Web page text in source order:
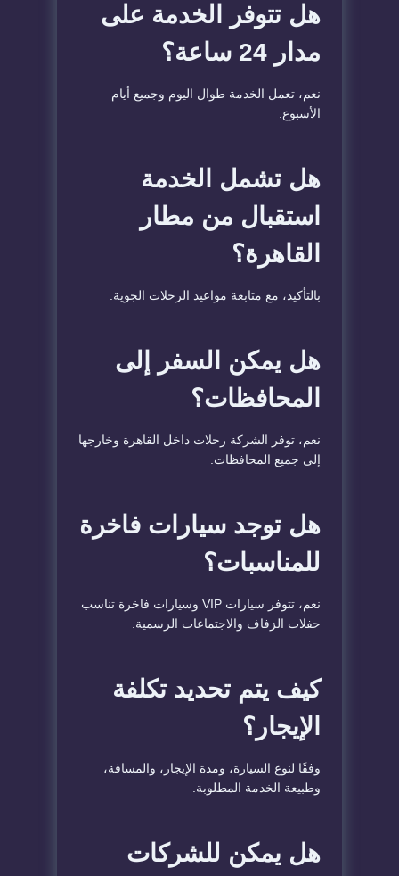
هل تتوفر الخدمة على
مدار 24 ساعة؟
نعم، تعمل الخدمة طوال اليوم وجميع أيام
الأسبوع.
هل تشمل الخدمة
استقبال من مطار
القاهرة؟
بالتأكيد، مع متابعة مواعيد الرحلات الجوية.
هل يمكن السفر إلى
المحافظات؟
نعم، توفر الشركة رحلات داخل القاهرة وخارجها
إلى جميع المحافظات.
هل توجد سيارات فاخرة
للمناسبات؟
نعم، تتوفر سيارات VIP وسيارات فاخرة تناسب
حفلات الزفاف والاجتماعات الرسمية.
كيف يتم تحديد تكلفة
الإيجار؟
وفقًا لنوع السيارة، ومدة الإيجار، والمسافة،
وطبيعة الخدمة المطلوبة.
هل يمكن للشركات